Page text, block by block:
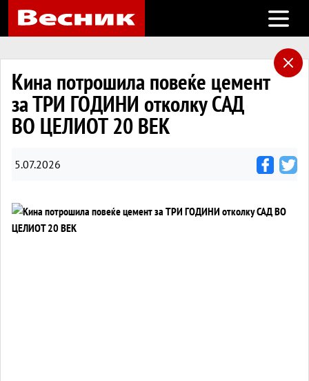
Open
Кина потрошила повеќе цемент
за ТРИ ГОДИНИ отколку САД
ВО ЦЕЛИОТ 20 ВЕК
5.07.2026